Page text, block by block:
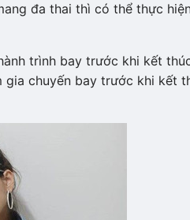
đa thai thì có thể thực
trình bay trước khi kết
gia chuyến bay trước khi kết